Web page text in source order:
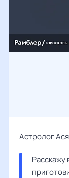
Астролог
Расскажу